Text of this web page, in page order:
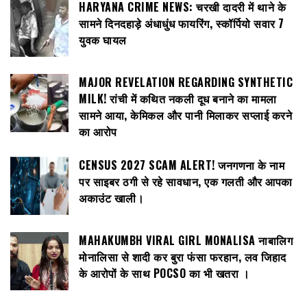
HARYANA CRIME NEWS: चरखी दादरी में थाने के
सामने दिनदहाड़े अंधाधुंध फायरिंग, स्कॉर्पियो सवार 7
युवक घायल
MAJOR REVELATION REGARDING SYNTHETIC
MILK! रांची में कथित नकली दूध बनाने का मामला
सामने आया, केमिकल और पानी मिलाकर सप्लाई करने
का आरोप
CENSUS 2027 SCAM ALERT! जनगणना के नाम
पर साइबर ठगी से रहे सावधान, एक गलती और आपका
अकाउंट खाली।
MAHAKUMBH VIRAL GIRL MONALISA नाबालिग
मोनालिसा से शादी कर बुरा फंसा फरहान, लव जिहाद
के आरोपों के साथ POCSO का भी खतरा ।